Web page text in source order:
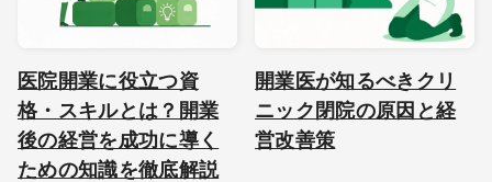
医院開業に役立つ資
格・スキルとは？開業
後の経営を成功に導く
ための知識を徹底解説
開業医が知るべきクリ
ニック閉院の原因と経
営改善策